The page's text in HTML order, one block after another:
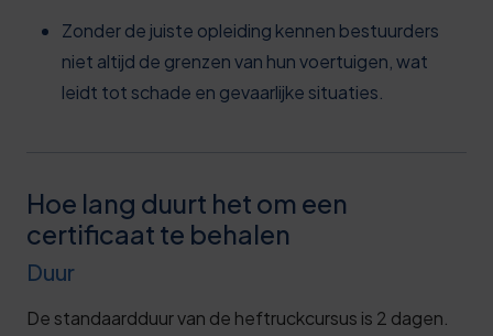
Zonder de juiste opleiding kennen bestuurders
niet altijd de grenzen van hun voertuigen, wat
leidt tot schade en gevaarlijke situaties.
Hoe lang duurt het om een
certificaat te behalen
Duur
De standaardduur van de heftruckcursus is 2 dagen.